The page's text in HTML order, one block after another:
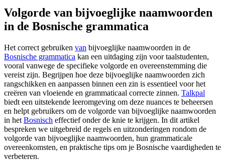
Volgorde van bijvoeglijke naamwoorden
in de Bosnische grammatica
Het correct gebruiken van bijvoeglijke naamwoorden in de
Bosnische grammatica kan een uitdaging zijn voor taalstudenten,
vooral vanwege de specifieke volgorde en overeenstemming die
vereist zijn. Begrijpen hoe deze bijvoeglijke naamwoorden zich
rangschikken en aanpassen binnen een zin is essentieel voor het
creëren van vloeiende en grammaticaal correcte zinnen. Talkpal
biedt een uitstekende leeromgeving om deze nuances te beheersen
en helpt gebruikers om de volgorde van bijvoeglijke naamwoorden
in het Bosnisch effectief onder de knie te krijgen. In dit artikel
bespreken we uitgebreid de regels en uitzonderingen rondom de
volgorde van bijvoeglijke naamwoorden, hun grammaticale
overeenkomsten, en praktische tips om je Bosnische vaardigheden te
verbeteren.